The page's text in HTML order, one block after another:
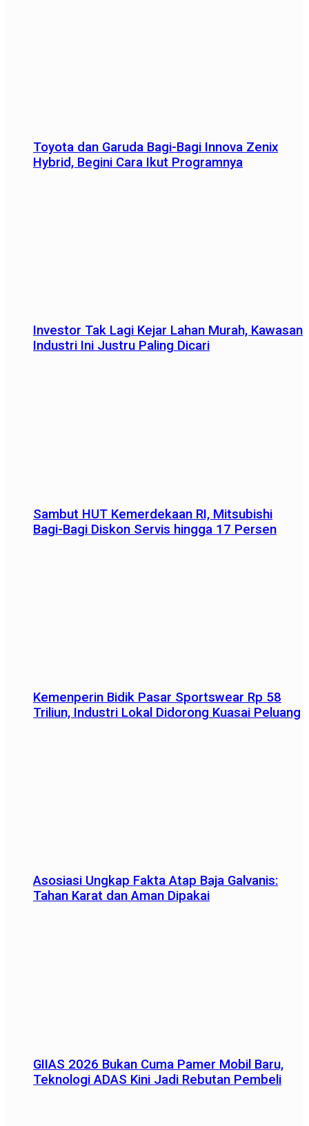
Toyota dan Garuda Bagi-Bagi Innova Zenix
Hybrid, Begini Cara Ikut Programnya
Investor Tak Lagi Kejar Lahan Murah, Kawasan
Industri Ini Justru Paling Dicari
Sambut HUT Kemerdekaan RI, Mitsubishi
Bagi-Bagi Diskon Servis hingga 17 Persen
Kemenperin Bidik Pasar Sportswear Rp 58
Triliun, Industri Lokal Didorong Kuasai Peluang
Asosiasi Ungkap Fakta Atap Baja Galvanis:
Tahan Karat dan Aman Dipakai
GIIAS 2026 Bukan Cuma Pamer Mobil Baru,
Teknologi ADAS Kini Jadi Rebutan Pembeli